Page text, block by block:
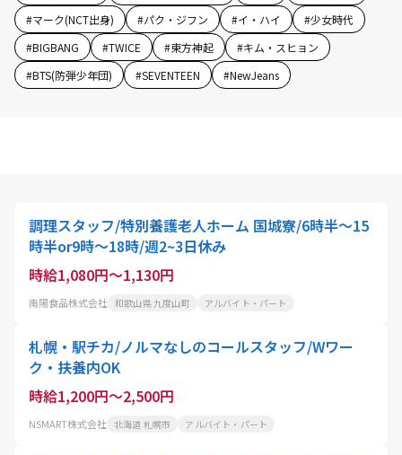
#マーク(NCT出身) #パク・ジフン #イ・ハイ #少女時代
#BIGBANG #TWICE #東方神起 #キム・スヒョン
#BTS(防弾少年団) #SEVENTEEN #NewJeans
調理スタッフ/特別養護老人ホーム 国城寮/6時半～15
時半or9時～18時/週2~3日休み
時給1,080円～1,130円
南陽食品株式会社 和歌山県 九度山町 アルバイト・パート
札幌・駅チカ/ノルマなしのコールスタッフ/Wワー
ク・扶養内OK
時給1,200円～2,500円
NSMART株式会社 北海道 札幌市 アルバイト・パート